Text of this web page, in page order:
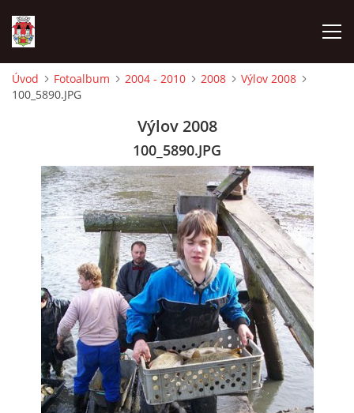
ÚVOD
HASIČI
VOLBY
VIDEA
OBČASNÍK
KONTAKT
Úvod Fotoalbum 2004 - 2010 2008
Výlov 2008
100_5890.JPG
Výlov 2008
100_5890.JPG